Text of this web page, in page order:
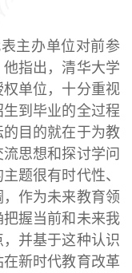
主办单位对前参
指出，清华大学
单位，十分重视
到毕业的全过程
目的就在于为教
思想和探讨学问
题很有时代性、
作为未来教育领
握当前和未来我
并基于这种认识
新时代教育改革